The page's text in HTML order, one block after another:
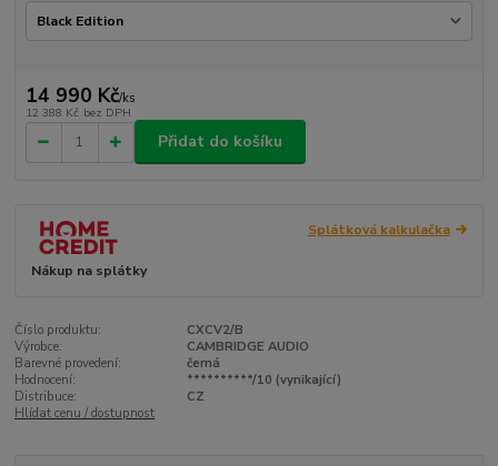
14 990 Kč/ks
12 388 Kč bez DPH
Přidat do košíku
Splátková kalkulačka
Nákup na splátky
Číslo produktu:
CXCV2/B
Výrobce:
CAMBRIDGE AUDIO
Barevné provedení:
černá
Hodnocení:
**********/10 (vynikající)
Distribuce:
CZ
Hlídat cenu / dostupnost